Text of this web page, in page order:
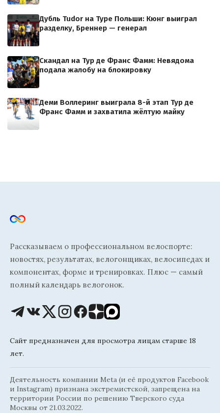
Дубль Tudor на Туре Польши: Кюнг выиграл
разделку, Бреннер — генерал
Скандал на Тур де Франс Фамм: Невядома
подала жалобу на блокировку
Деми Воллеринг выиграла 8-й этап Тур де
Франс Фамм и захватила жёлтую майку
Рассказываем о профессиональном велоспорте:
новостях, результатах, велогонщиках, велосипедах и
компонентах, форме и тренировках. Плюс — самый
полный календарь велогонок.
Сайт предназначен для просмотра лицам старше 18
лет.
Деятельность компании Meta (и её продуктов Facebook
и Instagram) признана экстремистской, запрещена на
территории России по решению Тверского суда
Москвы от 21.03.2022.